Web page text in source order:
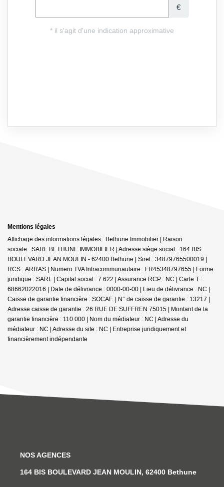
Mentions légales
Affichage des informations légales : Bethune Immobilier | Raison
sociale : SARL BETHUNE IMMOBILIER | Adresse siège social : 164 BIS
BOULEVARD JEAN MOULIN - 62400 Bethune | Siret : 34879765500019 |
RCS : ARRAS | Numero TVA Intracommunautaire : FR45348797655 | Forme
juridique : SARL | Capital social : 7 622 | Assurance RCP : NC | Carte T :
68662022016 | Date de délivrance : 0000-00-00 | Lieu de délivrance : NC |
Caisse de garantie financière : SOCAF. | N° de caisse de garantie : 13217 |
Adresse caisse de garantie : 26 RUE DE SUFFREN 75015 | Montant de la
garantie financière : 110 000 | Nom du médiateur : NC | Adresse du
médiateur : NC | Adresse du site : NC | Entreprise juridiquement et
financièrement indépendante
NOS AGENCES
164 BIS BOULEVARD JEAN MOULIN, 62400 Bethune